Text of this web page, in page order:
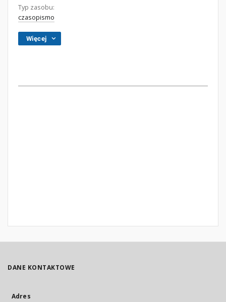
Typ zasobu:
czasopismo
Więcej
DANE KONTAKTOWE
Adres